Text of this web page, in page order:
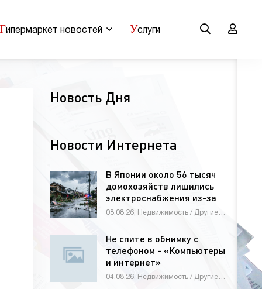
Гипермаркет новостей Услуги
Новость Дня
Новости Интернета
В Японии около 56 тысяч
домохозяйств лишились
электроснабжения из-за
тайфуна
Не спите в обнимку с
телефоном - «Компьютеры
и интернет»